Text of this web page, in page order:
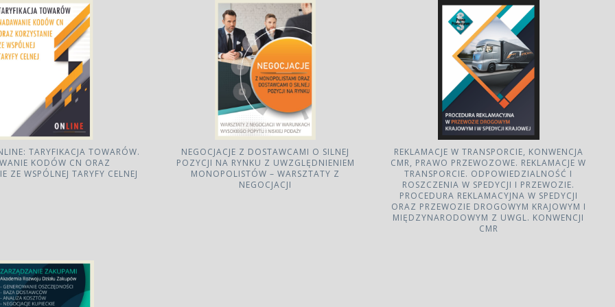
TARYFIKACJA TOWARÓW.
KODÓW CN ORAZ
ZE WSPÓLNEJ TARYFY CELNEJ
NEGOCJACJE Z DOSTAWCAMI O SILNEJ
POZYCJI NA RYNKU Z UWZGLĘDNIENIEM
MONOPOLISTÓW – WARSZTATY Z
NEGOCJACJI
REKLAMACJE W TRANSPORCIE, KONWENCJA
CMR, PRAWO PRZEWOZOWE. REKLAMACJE W
TRANSPORCIE. ODPOWIEDZIALNOŚĆ I
ROSZCZENIA W SPEDYCJI I PRZEWOZIE.
PROCEDURA REKLAMACYJNA W SPEDYCJI
ORAZ PRZEWOZIE DROGOWYM KRAJOWYM I
MIĘDZYNARODOWYM Z UWGL. KONWENCJI
CMR